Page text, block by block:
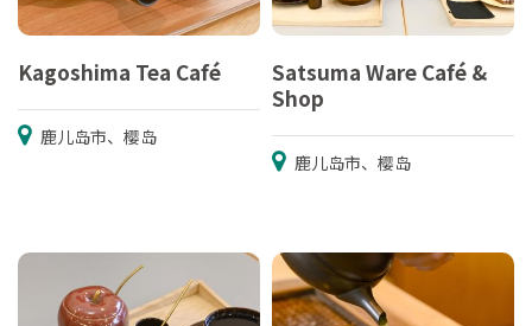
Kagoshima Tea Café
鹿儿岛市、樱岛
Satsuma Ware Café &
Shop
鹿儿岛市、樱岛